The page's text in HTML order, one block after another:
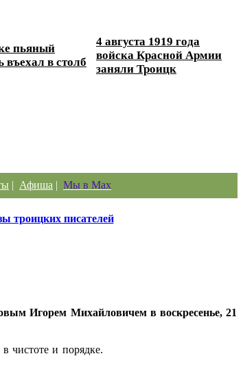
пьяный
въехал в столб
4 августа 1919 года
войска Красной Армии
заняли Троицк
| Афиша | Мы в Max
троицких писателей
Игорем Михайловичем в воскресенье, 21
чистоте и порядке.